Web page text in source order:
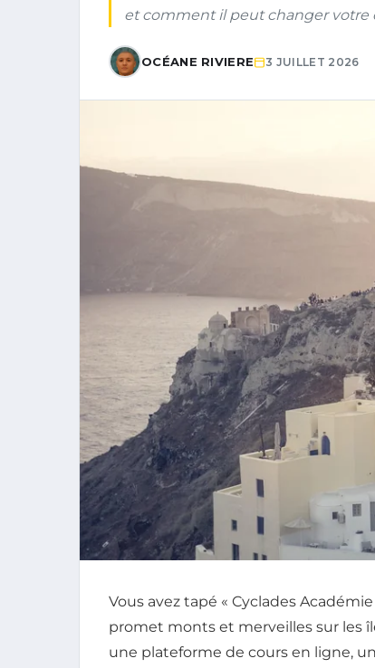
et comment il peut changer votre
OCÉANE RIVIERE 3 JUILLET 2026
Vous avez tapé « Cyclades
promet monts et merveilles sur les
une plateforme de cours en ligne,